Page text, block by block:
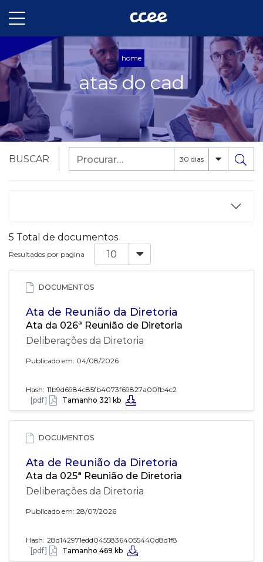
home
atas do cad
BUSCAR 30 dias
5 Total de documentos
Resultados por pagina
DOCUMENTOS
Ata de Reunião da Diretoria
Ata da 026ª Reunião de Diretoria
Deliberações da Diretoria
Publicado em: 04/08/2026
Hash: 11b9d6984c85fb4073f69827a00fb4c2
[pdf]
Tamanho 321 kb
DOCUMENTOS
Ata de Reunião da Diretoria
Ata da 025ª Reunião de Diretoria
Deliberações da Diretoria
Publicado em: 28/07/2026
Hash: 28d142971edd04558364055440d8d1f8
[pdf]
Tamanho 469 kb